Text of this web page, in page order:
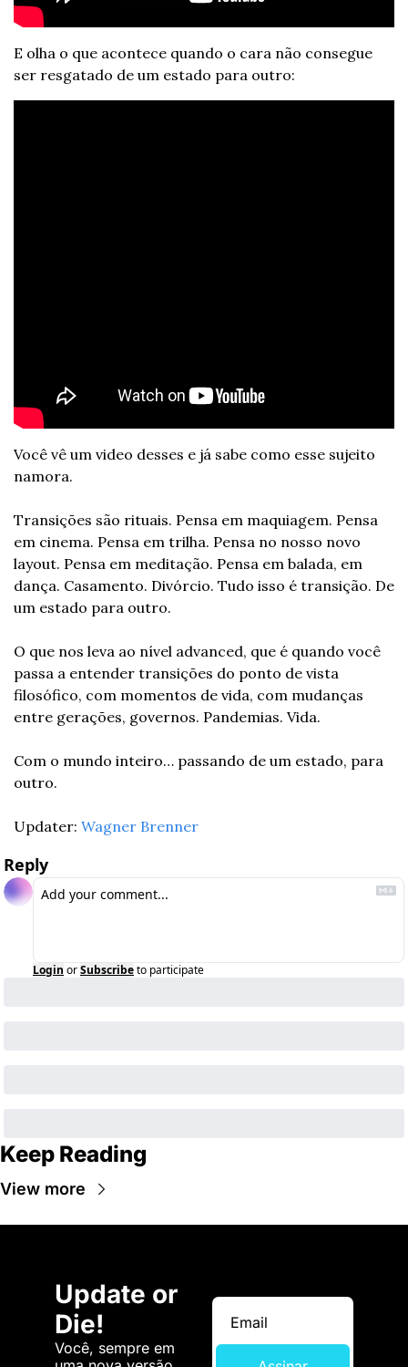
E olha o que acontece quando o cara não consegue
ser resgatado de um estado para outro:
Você vê um video desses e já sabe como esse sujeito
namora.
Transições são rituais. Pensa em maquiagem. Pensa
em cinema. Pensa em trilha. Pensa no nosso novo
layout. Pensa em meditação. Pensa em balada, em
dança. Casamento. Divórcio. Tudo isso é transição. De
um estado para outro.
O que nos leva ao nível advanced, que é quando você
passa a entender transições do ponto de vista
filosófico, com momentos de vida, com mudanças
entre gerações, governos. Pandemias. Vida.
Com o mundo inteiro… passando de um estado, para
outro.
Updater: Wagner Brenner
Reply
Login orSubscribeto participate
Keep Reading
View more
Update or
Die!
Você, sempre em